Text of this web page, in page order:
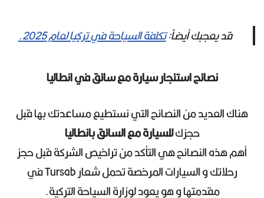
قد يعجبك أيضاً:تكلفة السياحة في تركيا لعام 2025.
نصائح استئجار سيارة مع سائق في انطاليا
هناك العديد من النصائح التي نستطيع مساعدتك بها قبل
حجزكللسيارة مع السائق بانطاليا
أهم هذه النصائح هي التأكد من تراخيص الشركة قبل حجز
رحلاتك و السيارات المرخصة تحمل شعار Tursab في
مقدمتها و هو يعود لوزارة السياحة التركية.